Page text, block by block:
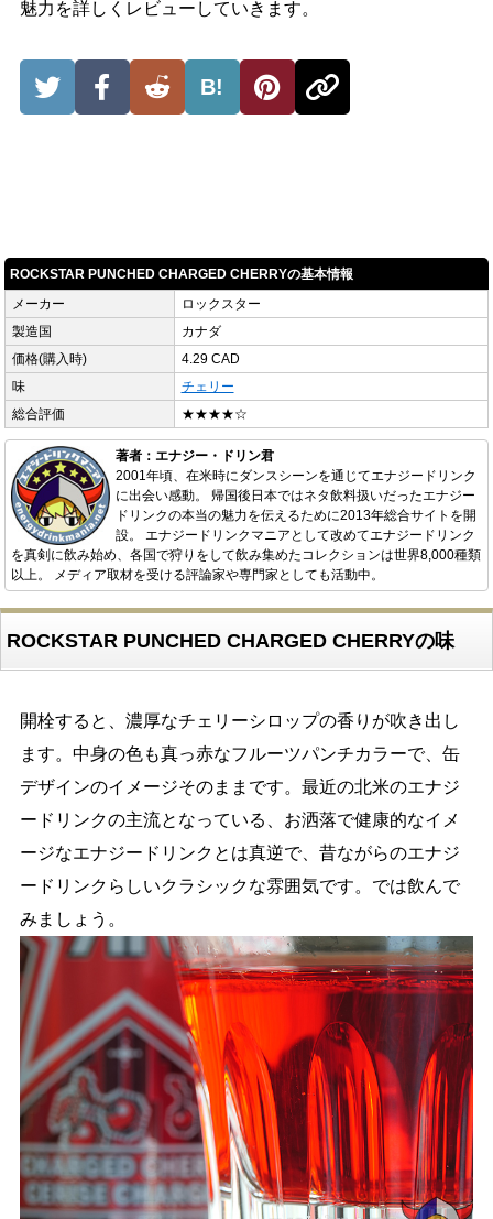
魅力を詳しくレビューしていきます。
B!
ROCKSTAR PUNCHED CHARGED CHERRYの基本情報
メーカー
ロックスター
製造国
カナダ
価格(購入時)
4.29 CAD
味
チェリー
総合評価
★★★★☆
著者：エナジー・ドリン君
2001年頃、在米時にダンスシーンを通じてエナジードリンク
に出会い感動。 帰国後日本ではネタ飲料扱いだったエナジー
ドリンクの本当の魅力を伝えるために2013年総合サイトを開
設。 エナジードリンクマニアとして改めてエナジードリンク
を真剣に飲み始め、各国で狩りをして飲み集めたコレクションは世界8,000種類
以上。 メディア取材を受ける評論家や専門家としても活動中。
ROCKSTAR PUNCHED CHARGED CHERRYの味
開栓すると、濃厚なチェリーシロップの香りが吹き出し
ます。中身の色も真っ赤なフルーツパンチカラーで、缶
デザインのイメージそのままです。最近の北米のエナジ
ードリンクの主流となっている、お洒落で健康的なイメ
ージなエナジードリンクとは真逆で、昔ながらのエナジ
ードリンクらしいクラシックな雰囲気です。では飲んで
みましょう。